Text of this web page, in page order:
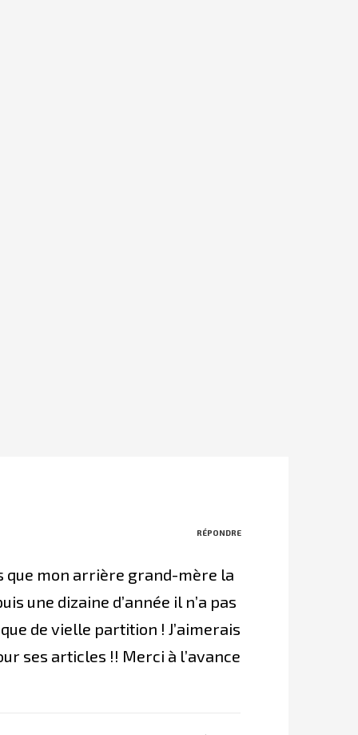
RÉPONDRE
que mon arrière grand-mère la
une dizaine d’année il n’a pas
de vielle partition ! J’aimerais
ses articles !! Merci à l’avance